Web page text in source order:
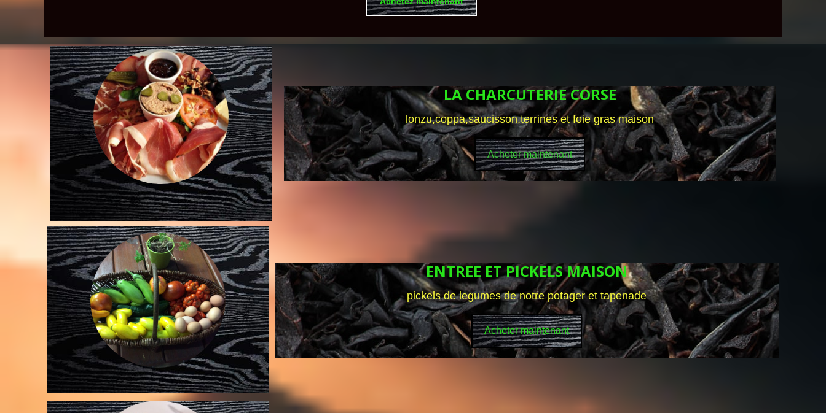
LA CHARCUTERIE CORSE
lonzu,coppa,saucisson,terrines et foie gras maison
Acheter maintenant
ENTREE ET PICKELS MAISON
pickels de legumes de notre potager et tapenade
Acheter maintenant